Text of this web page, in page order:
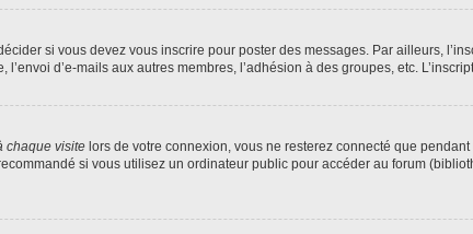
si vous devez vous inscrire pour poster des messages. Par ailleurs,
d’e-mails aux autres membres, l’adhésion à des groupes, etc.
chaque visite lors de votre connexion, vous ne resterez connecté que
si vous utilisez un ordinateur public pour accéder au forum